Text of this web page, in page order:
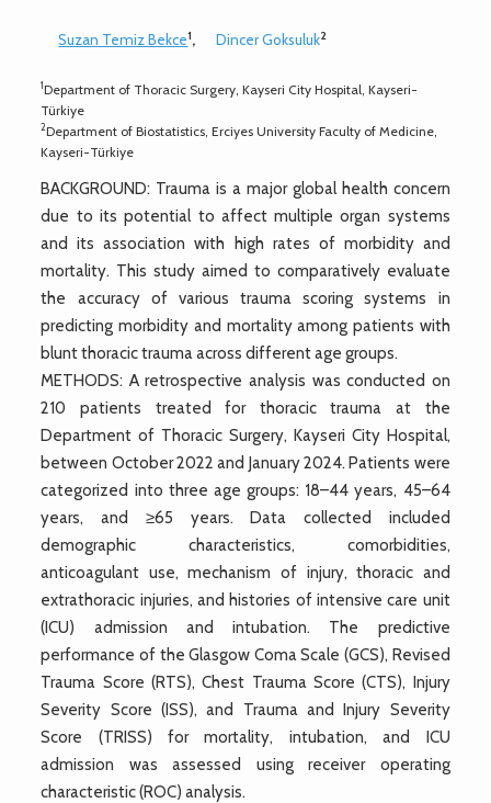
Suzan Temiz Bekce1, Dincer Goksuluk2
1Department of Thoracic Surgery, Kayseri City Hospital, Kayseri-
Türkiye
2Department of Biostatistics, Erciyes University Faculty of Medicine,
Kayseri-Türkiye
BACKGROUND: Trauma is a major global health concern
due to its potential to affect multiple organ systems
and its association with high rates of morbidity and
mortality. This study aimed to comparatively evaluate
the accuracy of various trauma scoring systems in
predicting morbidity and mortality among patients with
blunt thoracic trauma across different age groups.
METHODS: A retrospective analysis was conducted on
210 patients treated for thoracic trauma at the
Department of Thoracic Surgery, Kayseri City Hospital,
between October 2022 and January 2024. Patients were
categorized into three age groups: 18–44 years, 45–64
years, and ≥65 years. Data collected included
demographic characteristics, comorbidities,
anticoagulant use, mechanism of injury, thoracic and
extrathoracic injuries, and histories of intensive care unit
(ICU) admission and intubation. The predictive
performance of the Glasgow Coma Scale (GCS), Revised
Trauma Score (RTS), Chest Trauma Score (CTS), Injury
Severity Score (ISS), and Trauma and Injury Severity
Score (TRISS) for mortality, intubation, and ICU
admission was assessed using receiver operating
characteristic (ROC) analysis.